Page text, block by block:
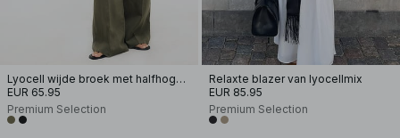
Lyocell wijde broek met halfhoge taille
EUR 65.95
Premium Selection
Relaxte blazer van lyocellmix
EUR 85.95
Premium Selection